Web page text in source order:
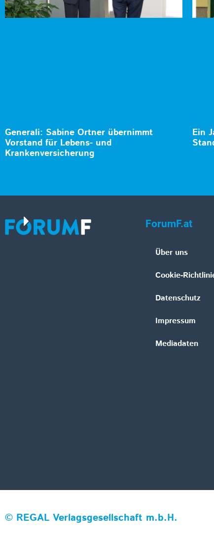
Generali: Sabine Ortner übernimmt
Vorstand für Lebens- und
Krankenversicherung
Ein
ForumF.at
Über uns
Cookie-
Datenschutz
Impressum
Mediadaten
© REGAL Verlagsgesellschaft m.b.H.